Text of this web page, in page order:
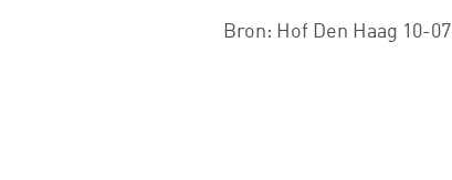
Bron: Hof Den Haag 10-